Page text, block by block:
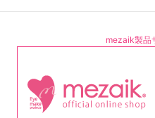
mezaik製品